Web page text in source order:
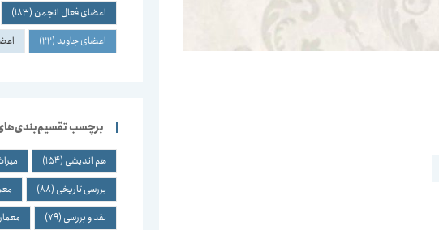
اعضای فعال انجمن (183)
اعضای جاوید(22)
برچسب
هم اندیشی (154)
بررسی تاریخی (88)
نقد و بررسی (79)